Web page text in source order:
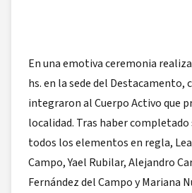
En una emotiva ceremonia
hs. en la sede del Destacamento,
integraron al Cuerpo Activo que
localidad. Tras haber
todos los elementos en regla,
Campo, Yael Rubilar, Alejandro
Fernández del Campo y Mariana